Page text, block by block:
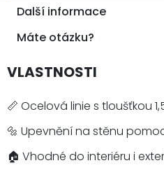
Další informace
Máte otázku?
VLASTNOSTI
📏 Ocelová linie s tloušťkou
🔩 Upevnění na stěnu
🏠 Vhodné do interiéru i